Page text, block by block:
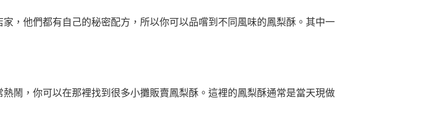
，他們都有自己的秘密配方，所以你可以品嚐到不同風味的鳳梨酥。其中一
鬧，你可以在那裡找到很多小攤販賣鳳梨酥。這裡的鳳梨酥通常是當天現做